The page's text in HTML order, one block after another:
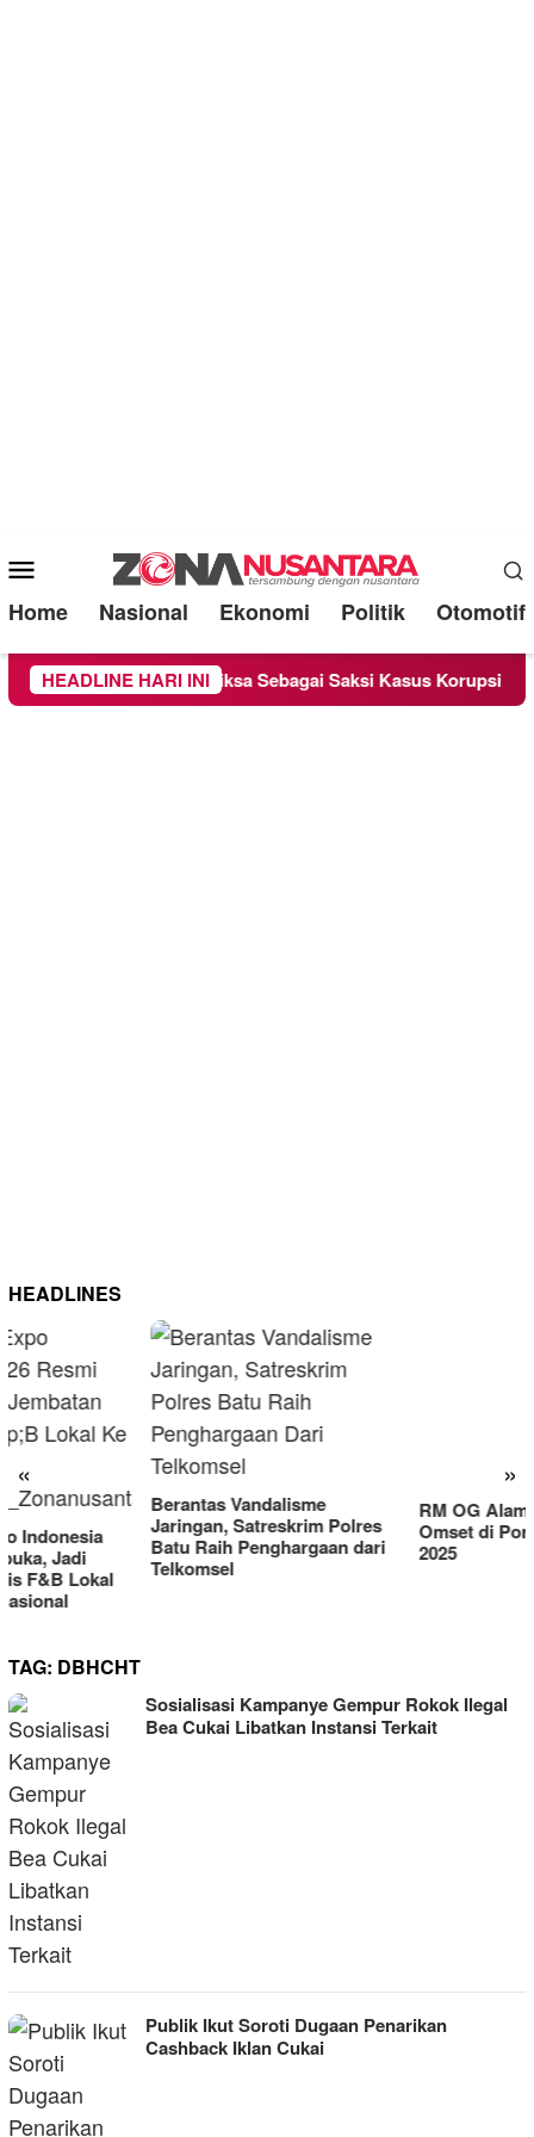
Mobile
Menu
Home Nasional Ekonomi Politik Otomotif
HEADLINE HARI INI
Chandra Diperiksa Sebagai Saksi Kasus Korupsi Bibit
HEADLINES
« »
Berantas Vandalisme
Jaringan, Satreskrim Polres
Batu Raih Penghargaan dari
Telkomsel
RM OG Alami Kenaikan
TAG: DBHCHT
Sosialisasi Kampanye Gempur Rokok Ilegal
Bea Cukai Libatkan Instansi Terkait
Publik Ikut Soroti Dugaan Penarikan
Cashback Iklan Cukai